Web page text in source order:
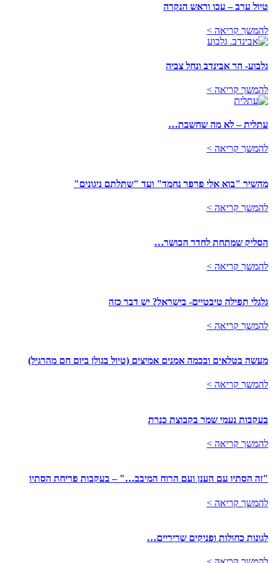
טיול ערב – עכו וראש הנקרה
להמשך קריאה >
גלבוע- הר אבינדב ונחל צביה
להמשך קריאה >
עתלית – לא מה שחשבת…
להמשך קריאה >
מהשיר "בוא אלי פרפר נחמד" ועד "שתלתם ניגונים"
להמשך קריאה >
הסליק שמתחת לחדר הכושר…
להמשך קריאה >
גלגלי תפילה טיבטיים- בישראל? יש דבר כזה
להמשך קריאה >
מעשה בטלאים ובכמה אמנים אמיצים (טיול בגולן ביום חם מהרגיל)
להמשך קריאה >
בעקבות נעמי שמר בקבוצת כנרת
להמשך קריאה >
"זה הסתיו עם הענן ועם הרוח המיבב…" – בעקבות פריחת הסתיו
להמשך קריאה >
לגונות כחולות ופניקים שריריים…